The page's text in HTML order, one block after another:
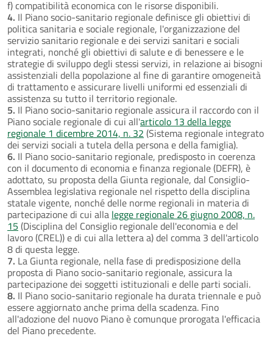
f) compatibilità economica con le risorse disponibili.
4. Il Piano socio-sanitario regionale definisce gli obiettivi di
politica sanitaria e sociale regionale, l'organizzazione del
servizio sanitario regionale e dei servizi sanitari e sociali
integrati, nonché gli obiettivi di salute e di benessere e le
strategie di sviluppo degli stessi servizi, in relazione ai bisogni
assistenziali della popolazione al fine di garantire omogeneità
di trattamento e assicurare livelli uniformi ed essenziali di
assistenza su tutto il territorio regionale.
5. Il Piano socio-sanitario regionale assicura il raccordo con il
Piano sociale regionale di cui all'articolo 13 della legge
regionale 1 dicembre 2014, n. 32 (Sistema regionale integrato
dei servizi sociali a tutela della persona e della famiglia).
6. Il Piano socio-sanitario regionale, predisposto in coerenza
con il documento di economia e finanza regionale (DEFR), è
adottato, su proposta della Giunta regionale, dal Consiglio-
Assemblea legislativa regionale nel rispetto della disciplina
statale vigente, nonché delle norme regionali in materia di
partecipazione di cui alla legge regionale 26 giugno 2008, n.
15 (Disciplina del Consiglio regionale dell'economia e del
lavoro (CREL)) e di cui alla lettera a) del comma 3 dell'articolo
8 di questa legge.
7. La Giunta regionale, nella fase di predisposizione della
proposta di Piano socio-sanitario regionale, assicura la
partecipazione dei soggetti istituzionali e delle parti sociali.
8. Il Piano socio-sanitario regionale ha durata triennale e può
essere aggiornato anche prima della scadenza. Fino
all'adozione del nuovo Piano è comunque prorogata l'efficacia
del Piano precedente.